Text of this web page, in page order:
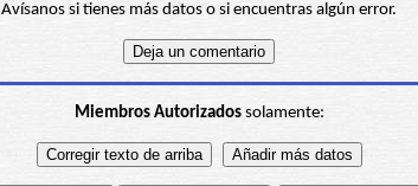
Avísanos si tienes más datos o si encuentras algún error.
Miembros Autorizadossolamente: